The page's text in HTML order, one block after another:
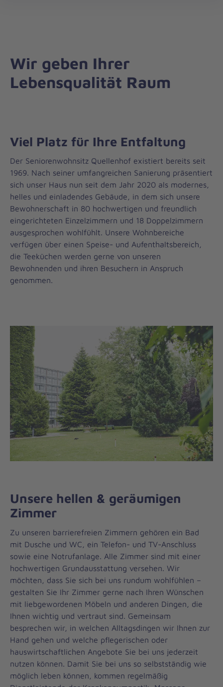
Wir geben Ihrer
Lebensqualität Raum
Viel Platz für Ihre Entfaltung
Der Seniorenwohnsitz Quellenhof existiert bereits seit
1969. Nach seiner umfangreichen Sanierung präsentiert
sich unser Haus nun seit dem Jahr 2020 als modernes,
helles und einladendes Gebäude, in dem sich unsere
Bewohnerschaft in 80 hochwertigen und freundlich
eingerichteten Einzelzimmern und 18 Doppelzimmern
ausgesprochen wohlfühlt. Unsere Wohnbereiche
verfügen über einen Speise- und Aufenthaltsbereich,
die Teeküchen werden gerne von unseren
Bewohnenden und ihren Besuchern in Anspruch
genommen.
Unsere hellen & geräumigen
Zimmer
Zu unseren barrierefreien Zimmern gehören ein Bad
mit Dusche und WC, ein Telefon- und TV-Anschluss
sowie eine Notrufanlage. Alle Zimmer sind mit einer
hochwertigen Grundausstattung versehen. Wir
möchten, dass Sie sich bei uns rundum wohlfühlen –
gestalten Sie Ihr Zimmer gerne nach Ihren Wünschen
mit liebgewordenen Möbeln und anderen Dingen, die
Ihnen wichtig und vertraut sind. Gemeinsam
besprechen wir, in welchen Alltagsdingen wir Ihnen zur
Hand gehen und welche pflegerischen oder
hauswirtschaftlichen Angebote Sie bei uns jederzeit
nutzen können. Damit Sie bei uns so selbstständig wie
möglich leben können, kommen regelmäßig